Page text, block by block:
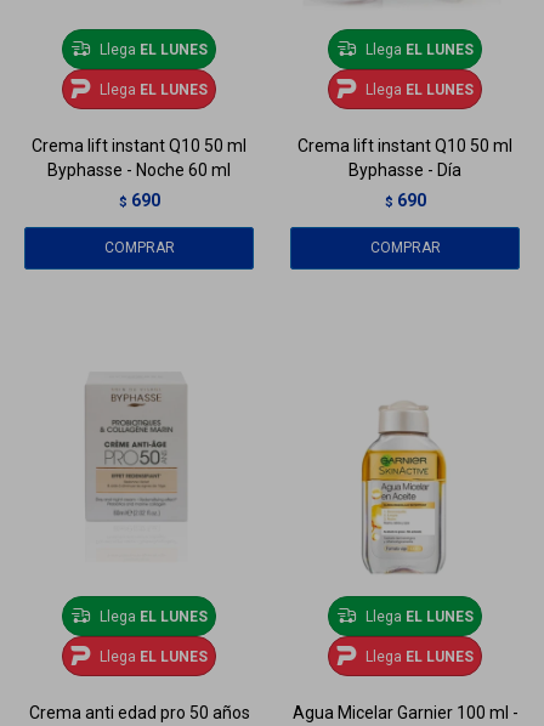
Llega EL LUNES
Llega EL LUNES
Crema lift instant Q10 50 ml
Byphasse - Noche 60 ml
$ 690
Llega EL LUNES
Llega EL LUNES
Crema lift instant Q10 50 ml
Byphasse - Día
$ 690
Llega EL LUNES
Llega EL LUNES
Crema anti edad pro 50 años
Llega EL LUNES
Llega EL LUNES
Agua Micelar Garnier 100 ml -